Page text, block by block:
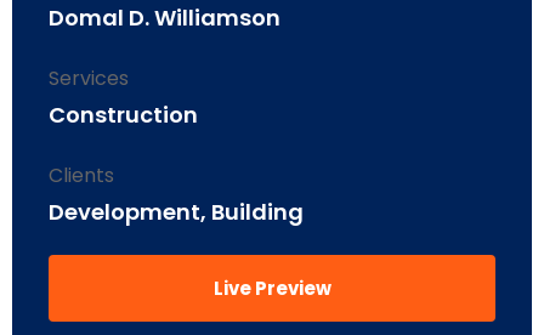
Domal D. Williamson
Services
Construction
Clients
Development, Building
Live Preview